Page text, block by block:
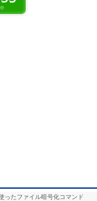
ったファイル暗号化コマンド